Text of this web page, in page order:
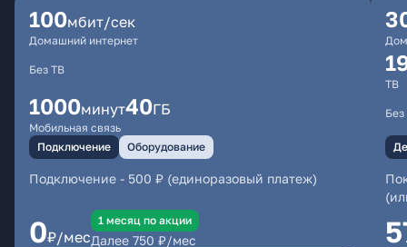
100мбит/сек
Домашний интернет
Без ТВ
1000минут40ГБ
Мобильная связь
Подключение
Оборудование
Подключение - 500 ₽ (единоразовый платеж)
0₽/мес
1 месяц по акции
Далее 750 ₽/мес
ТВ